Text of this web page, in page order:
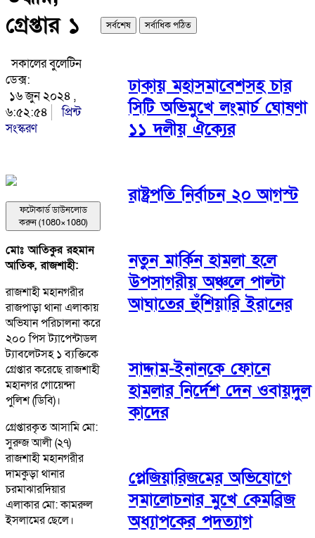
গ্রেপ্তার ১
সকালের বুলেটিন
ডেক্স:
১৬ জুন ২০২৪ ,
৬:৫২:৫৪
প্রিন্ট
সংস্করণ
ফটোকার্ড ডাউনলোড
করুন (1080×1080)
মোঃ আতিকুর রহমান
আতিক, রাজশাহী:
রাজশাহী মহানগরীর
রাজপাড়া থানা এলাকায়
অভিযান পরিচালনা করে
২০০ পিস ট্যাপেন্টাডল
ট্যাবলেটসহ ১ ব্যক্তিকে
গ্রেপ্তার করেছে রাজশাহী
মহানগর গোয়েন্দা
পুলিশ (ডিবি)।
গ্রেপ্তারকৃত আসামি মো:
সুরুজ আলী (২৭)
রাজশাহী মহানগরীর
দামকুড়া থানার
চরমাঝারদিয়ার
এলাকার মো: কামরুল
ইসলামের ছেলে।
সর্বশেষ সর্বাধিক পঠিত
ঢাকায় মহাসমাবেশসহ চার
সিটি অভিমুখে লংমার্চ ঘোষণা
১১ দলীয় ঐক্যের
রাষ্ট্রপতি নির্বাচন ২০ আগস্ট
নতুন মার্কিন হামলা হলে
উপসাগরীয় অঞ্চলে পাল্টা
আঘাতের হুঁশিয়ারি ইরানের
সাদ্দাম-ইনানকে ফোনে
হামলার নির্দেশ দেন ওবায়দুল
কাদের
প্লেজিয়ারিজমের অভিযোগে
সমালোচনার মুখে কেমব্রিজ
অধ্যাপকের পদত্যাগ